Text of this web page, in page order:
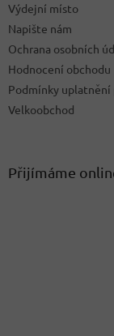
Výdejní místo
Napište nám
Ochrana osobních
Hodnocení obchodu
Podmínky uplatnění
Velkoobchod
Přijímáme